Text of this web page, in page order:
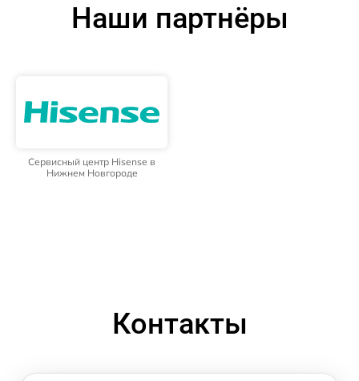
Наши партнёры
Сервисный центр Hisense в
Нижнем Новгороде
Контакты